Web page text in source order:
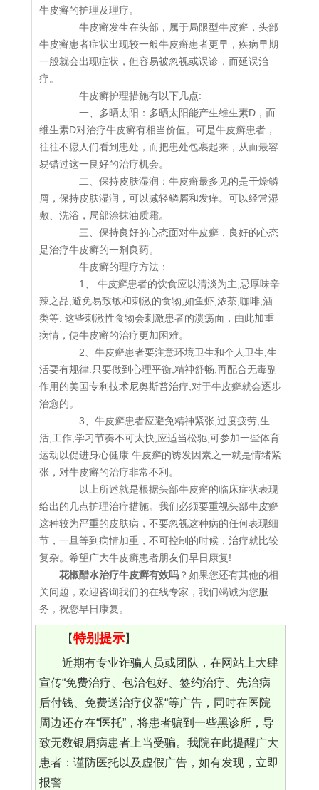
牛皮癣的护理及理疗。
牛皮癣发生在头部，属于局限型牛皮癣，头部
牛皮癣患者症状出现较一般牛皮癣患者更早，疾病早期
一般就会出现症状，但容易被忽视或误诊，而延误治
疗。
牛皮癣护理措施有以下几点:
一、多晒太阳：多晒太阳能产生维生素D，而
维生素D对治疗牛皮癣有相当价值。可是牛皮癣患者，
往往不愿人们看到患处，而把患处包裹起来，从而最容
易错过这一良好的治疗机会。
二、保持皮肤湿润：牛皮癣最多见的是干燥鳞
屑，保持皮肤湿润，可以减轻鳞屑和发痒。可以经常湿
敷、洗浴，局部涂抹油质霜。
三、保持良好的心态面对牛皮癣，良好的心态
是治疗牛皮癣的一剂良药。
牛皮癣的理疗方法：
1、 牛皮癣患者的饮食应以清淡为主,忌厚味辛
辣之品,避免易致敏和刺激的食物,如鱼虾,浓茶,咖啡,酒
类等. 这些刺激性食物会刺激患者的溃疡面，由此加重
病情，使牛皮癣的治疗更加困难。
2、牛皮癣患者要注意环境卫生和个人卫生,生
活要有规律.只要做到心理平衡,精神舒畅,再配合无毒副
作用的美国专利技术尼奥斯普治疗,对于牛皮癣就会逐步
治愈的。
3、牛皮癣患者应避免精神紧张,过度疲劳,生
活,工作,学习节奏不可太快,应适当松驰,可参加一些体育
运动以促进身心健康.牛皮癣的诱发因素之一就是情绪紧
张，对牛皮癣的治疗非常不利。
以上所述就是根据头部牛皮癣的临床症状表现
给出的几点护理治疗措施。我们必须要重视头部牛皮癣
这种较为严重的皮肤病，不要忽视这种病的任何表现细
节，一旦等到病情加重，不可控制的时候，治疗就比较
复杂。希望广大牛皮癣患者朋友们早日康复!
花椒醋水治疗牛皮癣有效吗 ？如果您还有其他的相
关问题，欢迎咨询我们的在线专家，我们竭诚为您服
务，祝您早日康复。
【特别提示】
近期有专业诈骗人员或团队，在网站上大肆
宣传“免费治疗、包治包好、签约治疗、先治病
后付钱、免费送治疗仪器“等广告，同时在医院
周边还存在“医托”，将患者骗到一些黑诊所，导
致无数银屑病患者上当受骗。我院在此提醒广大
患者：谨防医托以及虚假广告，如有发现，立即
报警